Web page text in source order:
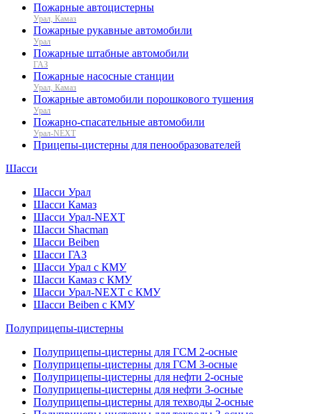
Пожарные автоцистерны
Урал, Камаз
Пожарные рукавные автомобили
Урал
Пожарные штабные автомобили
ГАЗ
Пожарные насосные станции
Урал, Камаз
Пожарные автомобили порошкового тушения
Урал
Пожарно-спасательные автомобили
Урал-NEXT
Прицепы-цистерны для пенообразователей
Шасси
Шасси Урал
Шасси Камаз
Шасси Урал-NEXT
Шасси Shacman
Шасси Beiben
Шасси ГАЗ
Шасси Урал с КМУ
Шасси Камаз с КМУ
Шасси Урал-NEXT с КМУ
Шасси Beiben с КМУ
Полуприцепы-цистерны
Полуприцепы-цистерны для ГСМ 2-осные
Полуприцепы-цистерны для ГСМ 3-осные
Полуприцепы-цистерны для нефти 2-осные
Полуприцепы-цистерны для нефти 3-осные
Полуприцепы-цистерны для техводы 2-осные